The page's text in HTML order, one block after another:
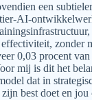
een
AI-
zonder
0,03 procent
mij is dit het
dat in
best doet en jou